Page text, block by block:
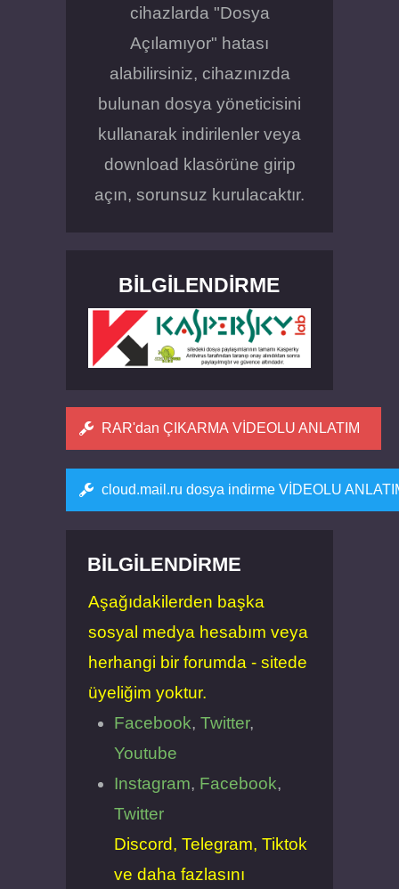
cihazlarda "Dosya
Açılamıyor" hatası
alabilirsiniz, cihazınızda
bulunan dosya yöneticisini
kullanarak indirilenler veya
download klasörüne girip
açın, sorunsuz kurulacaktır.
BILGILENDIRME
RAR'dan ÇIKARMA VİDEOLU ANLATIM
cloud.mail.ru dosya indirme VİDEOLU
BILGILENDIRME
Aşağıdakilerden başka
sosyal medya hesabım veya
herhangi bir forumda - sitede
üyeliğim yoktur.
Facebook, Twitter,
Youtube
Instagram, Facebook,
Twitter
Discord, Telegram, Tiktok
ve daha fazlasını